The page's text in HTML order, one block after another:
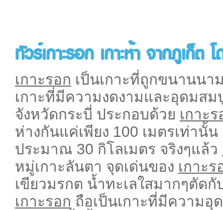
ทัวร์เกาะรอก เกาะห้า จากภูเก็ต
เกาะรอก เป็นเกาะที่ถูกขนานนา
เกาะที่มีความงดงามและอุดมส
จังหวัดกระบี่ ประกอบด้วย เกาะ
ห่างกันแค่เพียง 100 เมตรเท่านั้
ประมาณ 30 กิโลเมตร จริงๆแล้ว
หมู่เกาะลันตา จุดเด่นของ เกาะร
เขียวมรกต น้ำทะเลใสมากๆตัด
เกาะรอก ถือเป็นเกาะที่มีความ